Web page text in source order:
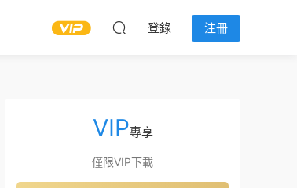
登錄 注冊
VIP專享
僅限VIP下載